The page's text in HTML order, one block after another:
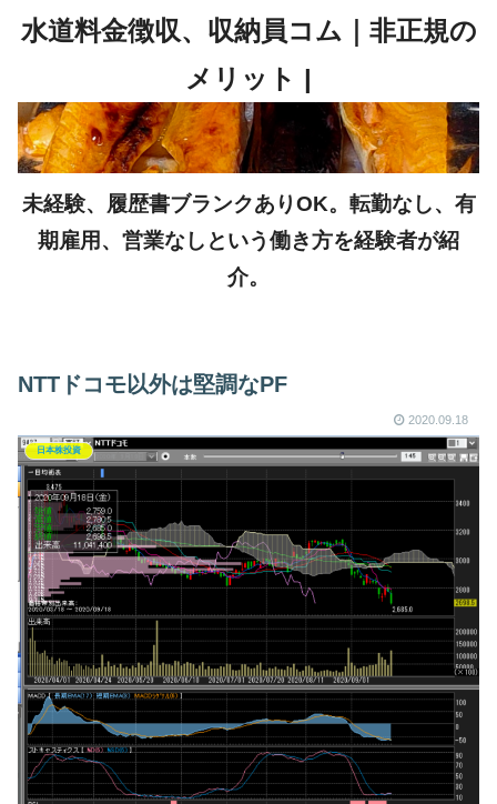
未経験、履歴書ブランクありOK。転勤なし、有
期雇用、営業なしという働き方を経験者が紹
介。
NTTドコモ以外は堅調なPF
2020.09.18
日本株投資